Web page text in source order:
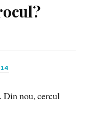
Din nou, cercul